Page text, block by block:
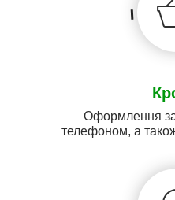
Оформлення
телефоном, а